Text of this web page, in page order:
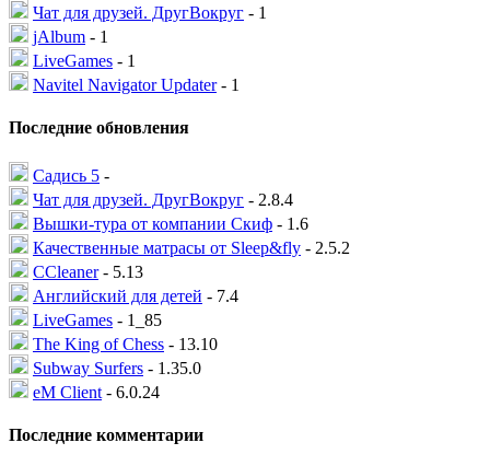
Чат для друзей. ДругВокруг - 1
jAlbum - 1
LiveGames - 1
Navitel Navigator Updater- 1
Последние обновления
Садись 5 -
Чат для друзей. ДругВокруг - 2.8.4
Вышки-тура от компании Скиф - 1.6
Качественные матрасы от Sleep&fly - 2.5.2
CCleaner- 5.13
Английский для детей - 7.4
LiveGames - 1_85
The King of Chess - 13.10
Subway Surfers - 1.35.0
eM Client - 6.0.24
Последние комментарии